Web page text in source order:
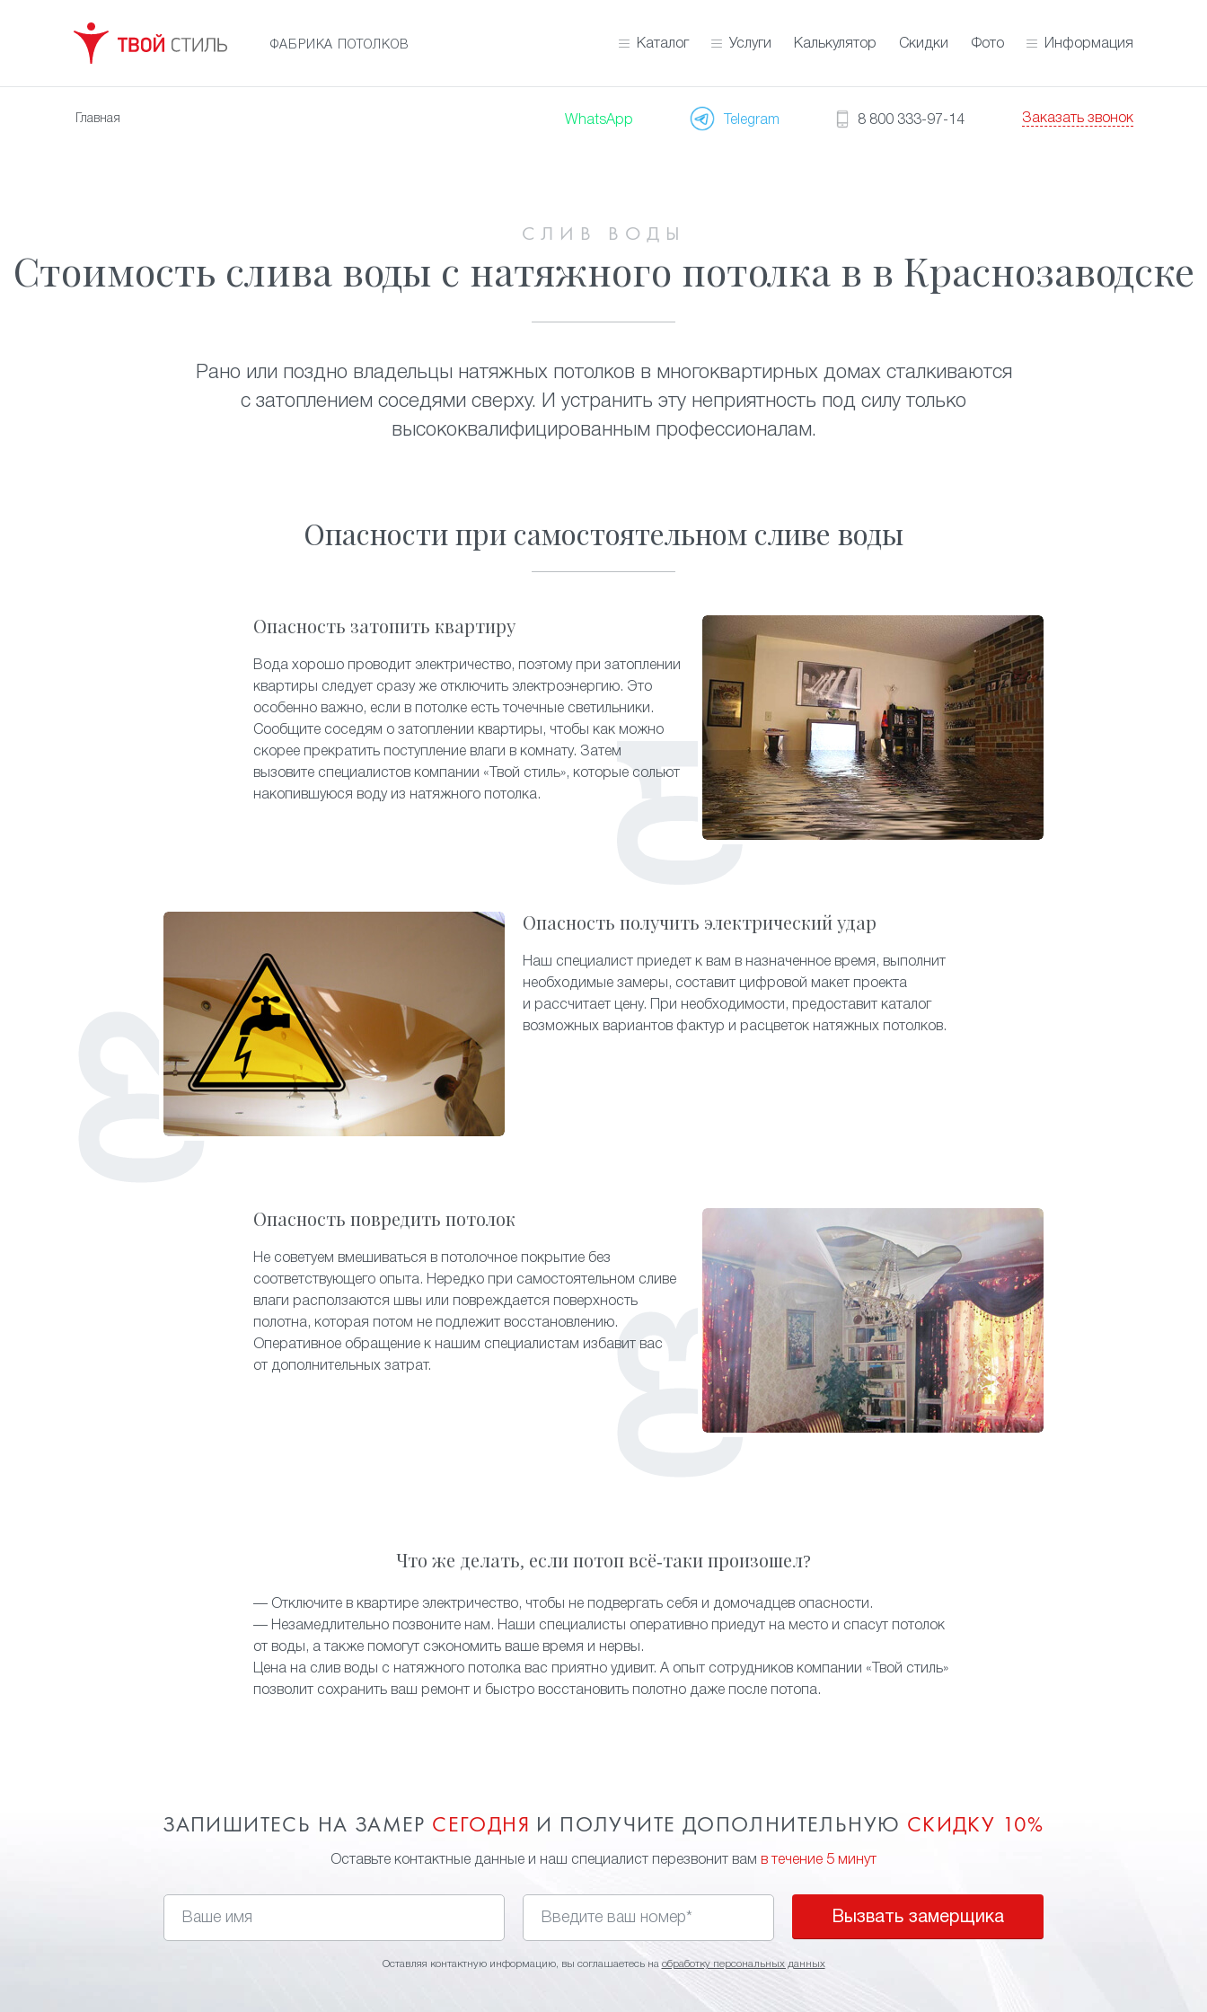
ФАБРИКА ПОТОЛКОВ Каталог Услуги Калькулятор Скидки Фото Информация
Главная WhatsApp Telegram 8 800 333-97-14 Заказать звонок
СЛИВ ВОДЫ
Стоимость слива воды с натяжного потолка в в Краснозаводске
Рано или поздно владельцы натяжных потолков в многоквартирных домах сталкиваются
с затоплением соседями сверху. И устранить эту неприятность под силу только
высококвалифицированным профессионалам.
Опасности при самостоятельном сливе воды
Опасность затопить квартиру
Вода хорошо проводит электричество, поэтому при затоплении
квартиры следует сразу же отключить электроэнергию. Это
особенно важно, если в потолке есть точечные светильники.
Сообщите соседям о затоплении квартиры, чтобы как можно
скорее прекратить поступление влаги в комнату. Затем
вызовите специалистов компании «Твой стиль», которые сольют
накопившуюся воду из натяжного потолка.
Опасность получить электрический удар
Наш специалист приедет к вам в назначенное время, выполнит
необходимые замеры, составит цифровой макет проекта
и рассчитает цену. При необходимости, предоставит каталог
возможных вариантов фактур и расцветок натяжных потолков.
Опасность повредить потолок
Не советуем вмешиваться в потолочное покрытие без
соответствующего опыта. Нередко при самостоятельном сливе
влаги расползаются швы или повреждается поверхность
полотна, которая потом не подлежит восстановлению.
Оперативное обращение к нашим специалистам избавит вас
от дополнительных затрат.
Что же делать, если потоп всё-таки произошел?
— Отключите в квартире электричество, чтобы не подвергать себя и домочадцев опасности.
— Незамедлительно позвоните нам. Наши специалисты оперативно приедут на место и спасут потолок
от воды, а также помогут сэкономить ваше время и нервы.
Цена на слив воды с натяжного потолка вас приятно удивит. А опыт сотрудников компании «Твой стиль»
позволит сохранить ваш ремонт и быстро восстановить полотно даже после потопа.
ЗАПИШИТЕСЬ НА ЗАМЕР СЕГОДНЯ И ПОЛУЧИТЕ ДОПОЛНИТЕЛЬНУЮ СКИДКУ 10%
Оставьте контактные данные и наш специалист перезвонит вам в течение 5 минут
Вызвать замерщика
Оставляя контактную информацию, вы соглашаетесь на обработку персональных данных